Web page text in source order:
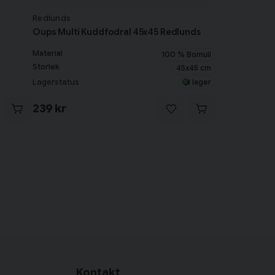
Redlunds
Oups Multi Kuddfodral 45x45 Redlunds
Material
100 % Bomull
Storlek
45x45 cm
Lagerstatus I lager
239 kr
Kontakt